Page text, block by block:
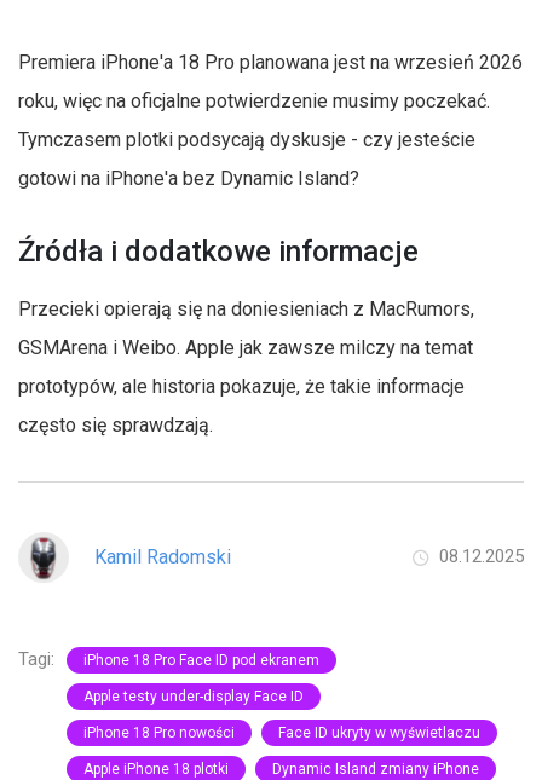
Premiera iPhone'a 18 Pro planowana jest na wrzesień 2026
roku, więc na oficjalne potwierdzenie musimy poczekać.
Tymczasem plotki podsycają dyskusje - czy jesteście
gotowi na iPhone'a bez Dynamic Island?
Źródła i dodatkowe informacje
Przecieki opierają się na doniesieniach z MacRumors,
GSMArena i Weibo. Apple jak zawsze milczy na temat
prototypów, ale historia pokazuje, że takie informacje
często się sprawdzają.
Kamil Radomski 08.12.2025
Tagi: iPhone 18 Pro Face ID pod ekranem
Apple testy under-display Face ID
iPhone 18 Pro nowości Face ID ukryty w wyświetlaczu
Apple iPhone 18 plotki Dynamic Island zmiany iPhone